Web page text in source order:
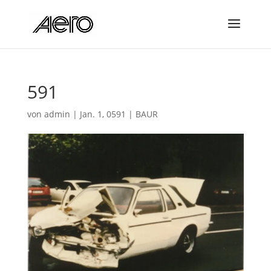
591
von admin | Jan. 1, 0591 | BAUR